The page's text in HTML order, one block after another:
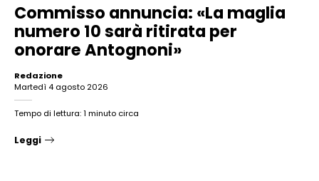
Commisso annuncia: «La maglia
numero 10 sarà ritirata per
onorare Antognoni»
Redazione
martedì 4 agosto 2026
Tempo di lettura: 1 minuto circa
Leggi